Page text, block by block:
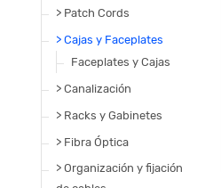
> Patch Cords
> Cajas y Faceplates
Faceplates y Cajas
> Canalización
> Racks y Gabinetes
> Fibra Óptica
> Organización y fijación